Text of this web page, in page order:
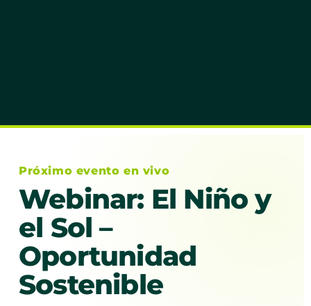
Próximo evento en vivo
Webinar: El Niño y
el Sol –
Oportunidad
Sostenible